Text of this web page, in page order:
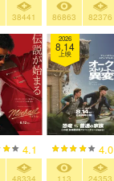
38441 86863 82376
4.1
2026
8.14
上映
4.0